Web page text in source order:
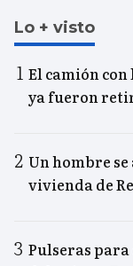
Lo + visto
El camión
ya fueron
Un hombre
vivienda de
Pulseras